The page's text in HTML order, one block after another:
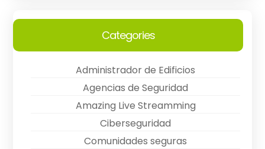
Categories
Administrador de Edificios
Agencias de Seguridad
Amazing Live Streamming
Ciberseguridad
Comunidades seguras